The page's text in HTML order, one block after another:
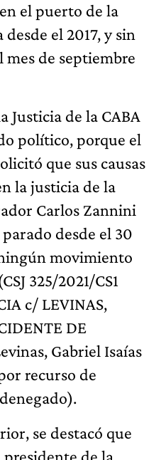
el puerto de la
el 2017, y sin
de septiembre
Justicia de la CABA
político, porque el
que sus causas
la justicia de la
Carlos Zannini
parado desde el 30
movimiento
325/2021/CS1
c/ LEVINAS,
DE
Gabriel Isaías
recurso de
se destacó que